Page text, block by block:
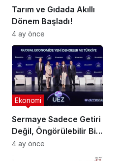
Tarım ve Gıdada Akıllı
Dönem Başladı!
4 ay önce
Sermaye Sadece Getiri
Değil, Öngörülebilir Bir
Ortam Arıyor
Ekonomi
4 ay önce